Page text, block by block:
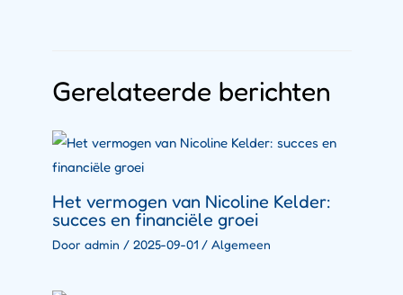
Gerelateerde berichten
Het vermogen van Nicoline Kelder:
succes en financiële groei
Door admin / 2025-09-01 / Algemeen